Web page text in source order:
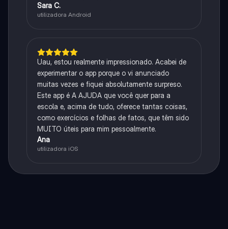
Sara C.
utilizadora Android
Uau, estou realmente impressionado. Acabei de
experimentar o app porque o vi anunciado
muitas vezes e fiquei absolutamente surpreso.
Este app é A AJUDA que você quer para a
escola e, acima de tudo, oferece tantas coisas,
como exercícios e folhas de fatos, que têm sido
MUITO úteis para mim pessoalmente.
Ana
utilizadora iOS